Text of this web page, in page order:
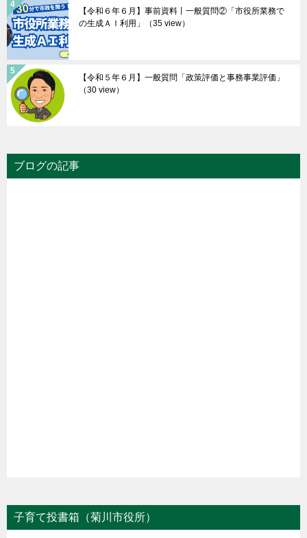
【令和６年６月】事前資料丨一般質問②「市役所業務で
の生成ＡＩ利用」
（35 view）
【令和５年６月】一般質問「政策評価と事務事業評価」
（30 view）
ブログの記事
子育て投書箱（菊川市役所）